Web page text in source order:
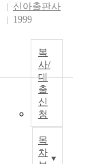
신아출판사
1999
복
사/
대
출
신
청
목
차